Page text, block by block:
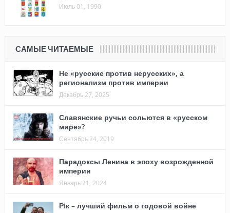
Июль 01, 1990
САМЫЕ ЧИТАЕМЫЕ
Не «русские против нерусских», а
регионализм против империи
Декабрь 27, 2025
Славянские ручьи сольются в «русском
мире»?
Сентябрь 24, 2019
Парадоксы Ленина в эпоху возрожденной
империи
Январь 21, 2024
Рiк – лучший фильм о годовой войне